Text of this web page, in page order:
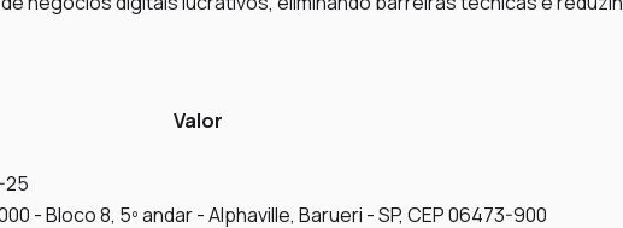
Valor
25
- Bloco 8, 5º andar - Alphaville, Barueri - SP, CEP 06473-900